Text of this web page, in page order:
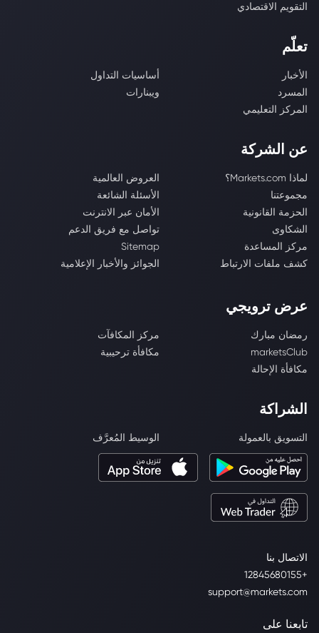
الاتصال بنا
+12845680155
support@markets.com
التقويم الاقتصادي
تعلّم
الأخبار
أساسيات التداول
المسرد
ويبنارات
المركز التعليمي
عن الشركة
لماذا Markets.com؟
العروض العالمية
مجموعتنا
الأسئلة الشائعة
الحزمة القانونية
الأمان عبر الانترنت
الشكاوى
تواصل مع فريق الدعم
مركز المساعدة
Sitemap
كشف ملفات الارتباط
الجوائز والأخبار الإعلامية
عرض ترويجي
رمضان مبارك
مركز المكافآت
marketsClub
مكافأة ترحيبية
مكافأة الإحالة
الشراكة
التسويق بالعمولة الوسيط المُعرَّف
تابعنا على